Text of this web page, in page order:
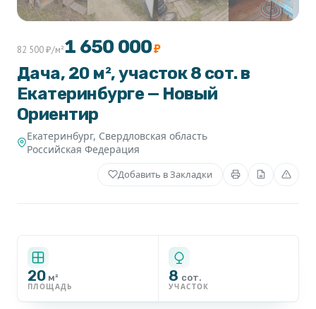
Дача, 20 м², участок 8 сот. в
Екатеринбурге — Новый
Ориентир
Екатеринбург, Свердловская область
Российская Федерация
82 500 ₽/м²1 650 000₽
Добавить в Закладки
20 м²
ПЛОЩАДЬ
8 сот.
УЧАСТОК